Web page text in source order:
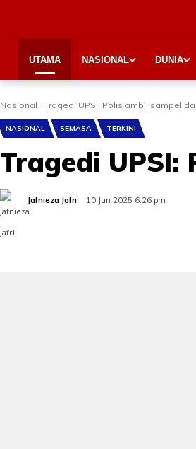
UTAMA NASIONAL DUNIA
Nasional Tragedi UPSI: Polis ambil sampel
NASIONAL SEMASA TERKINI
Tragedi UPSI:
Jafnieza Jafri 10 Jun 2025 6:26 pm